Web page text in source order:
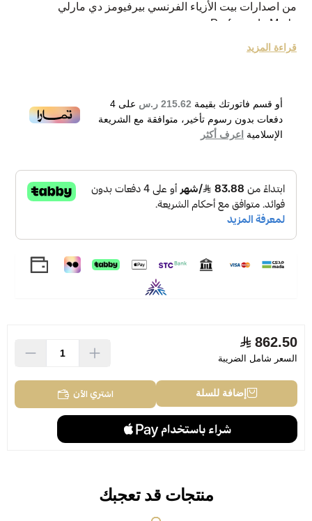
من اصدارات بيت الأزياء الفرنسي بيرفيومز دي مارلي
Parfums de Marly.
عطر Sedley فاخر بعبير خشبي عطري يتناغم مع كلا الجنسين.
تم اطلاق العطر مؤخراً في عام 2019.
والبرغموت.
ويتبعها قلب التكوين برفقة باقة زهرية جذابة مع اللبان،
الخزامى، ابرة الراعي واكليل الجبل.
نجيل الهند، خشب الأرز، خشب الصندل والامبروكسان.
يحمل العطر بصمة الأنف Olivier Cresp .
Parfums de Marly Sedley Eau de Parfum 125ml
قراءة المزيد
أو قسم فاتورتك بقيمة 215.62 ر.س على 4
دفعات بدون رسوم تأخير، متوافقة مع الشريعة
الإسلامية اعرف أكثر
862.50
السعر شامل الضريبة
إضافة للسلة اشتري الآن
منتجات قد تعجبك